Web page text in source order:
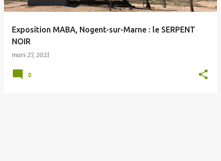
Exposition MABA, Nogent-sur-Marne : le SERPENT
NOIR
mars 27, 2021
0